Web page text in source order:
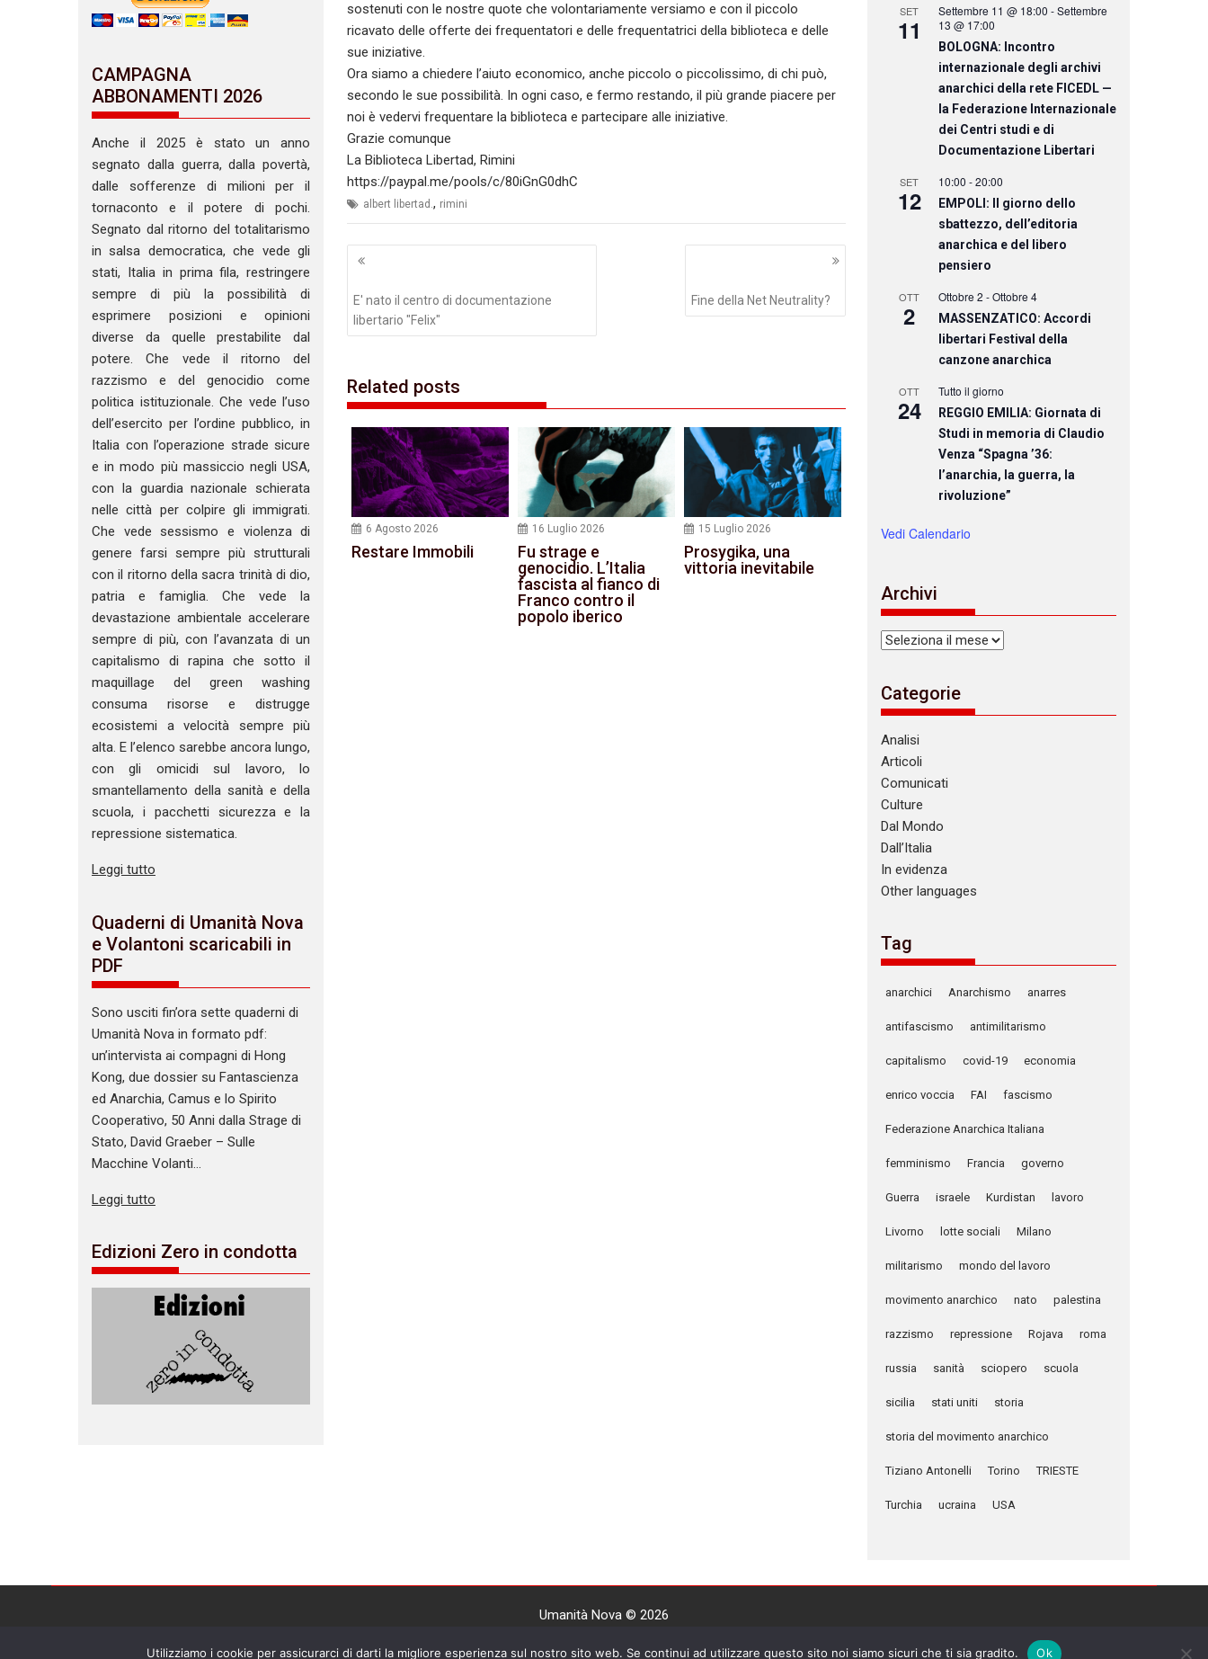
sostenuti con le nostre quote che volontariamente versiamo e con il piccolo
ricavato delle offerte dei frequentatori e delle frequentatrici della biblioteca e delle
sue iniziative.
Ora siamo a chiedere l’aiuto economico, anche piccolo o piccolissimo, di chi può,
secondo le sue possibilità. In ogni caso, e fermo restando, il più grande piacere per
noi è vedervi frequentare la biblioteca e partecipare alle iniziative.
Grazie comunque
La Biblioteca Libertad, Rimini
https://paypal.me/pools/c/80iGnG0dhC
albert libertad., rimini
Navigazione
E' nato il centro di documentazione
libertario "Felix"
Fine della Net Neutrality?
Related posts
6 Agosto 2026
Restare Immobili
16 Luglio 2026
Fu strage e
genocidio. L’Italia
fascista al fianco di
Franco contro il
popolo iberico
15 Luglio 2026
Prosygika, una
vittoria inevitabile
CAMPAGNA
ABBONAMENTI 2026
Anche il 2025 è stato un anno
segnato dalla guerra, dalla povertà,
dalle sofferenze di milioni per il
tornaconto e il potere di pochi.
Segnato dal ritorno del totalitarismo
in salsa democratica, che vede gli
stati, Italia in prima fila, restringere
sempre di più la possibilità di
esprimere posizioni e opinioni
diverse da quelle prestabilite dal
potere. Che vede il ritorno del
razzismo e del genocidio come
politica istituzionale. Che vede l’uso
dell’esercito per l’ordine pubblico, in
Italia con l’operazione strade sicure
e in modo più massiccio negli USA,
con la guardia nazionale schierata
nelle città per colpire gli immigrati.
Che vede sessismo e violenza di
genere farsi sempre più strutturali
con il ritorno della sacra trinità di dio,
patria e famiglia. Che vede la
devastazione ambientale accelerare
sempre di più, con l’avanzata di un
capitalismo di rapina che sotto il
maquillage del green washing
consuma risorse e distrugge
ecosistemi a velocità sempre più
alta. E l’elenco sarebbe ancora lungo,
con gli omicidi sul lavoro, lo
smantellamento della sanità e della
scuola, i pacchetti sicurezza e la
repressione sistematica.
Leggi tutto
Quaderni di Umanità Nova
e Volantoni scaricabili in
PDF
Sono usciti fin’ora sette quaderni di
Umanità Nova in formato pdf:
un’intervista ai compagni di Hong
Kong, due dossier su Fantascienza
ed Anarchia, Camus e lo Spirito
Cooperativo, 50 Anni dalla Strage di
Stato, David Graeber – Sulle
Macchine Volanti…
Leggi tutto
Edizioni Zero in condotta
SET
11
Settembre 11 @ 18:00 -Settembre
13 @ 17:00
BOLOGNA: Incontro
internazionale degli archivi
anarchici della rete FICEDL —
la Federazione Internazionale
dei Centri studi e di
Documentazione Libertari
SET
12
10:00 -20:00
EMPOLI: Il giorno dello
sbattezzo, dell’editoria
anarchica e del libero
pensiero
OTT
2
Ottobre 2 -Ottobre 4
MASSENZATICO: Accordi
libertari Festival della
canzone anarchica
OTT
24
Tutto il giorno
REGGIO EMILIA: Giornata di
Studi in memoria di Claudio
Venza “Spagna ’36:
l’anarchia, la guerra, la
rivoluzione”
Vedi Calendario
Archivi
Archivi
Categorie
Analisi
Articoli
Comunicati
Culture
Dal Mondo
Dall’Italia
In evidenza
Other languages
Tag
anarchici Anarchismo anarres
antifascismo antimilitarismo
capitalismo covid-19 economia
enrico voccia FAI fascismo
Federazione Anarchica Italiana
femminismo Francia governo
Guerra israele Kurdistan lavoro
Livorno lotte sociali Milano
militarismo mondo del lavoro
movimento anarchico nato palestina
razzismo repressione Rojava roma
russia sanità sciopero scuola
sicilia stati uniti storia
storia del movimento anarchico
Tiziano Antonelli Torino TRIESTE
Turchia ucraina USA
Umanità Nova © 2026
Settimanale anarchico fondato nel 1920 da Errico Malatesta
Utilizziamo i cookie per assicurarci di darti la migliore esperienza sul nostro sito web. Se continui ad utilizzare questo sito noi siamo sicuri che ti sia gradito. Ok